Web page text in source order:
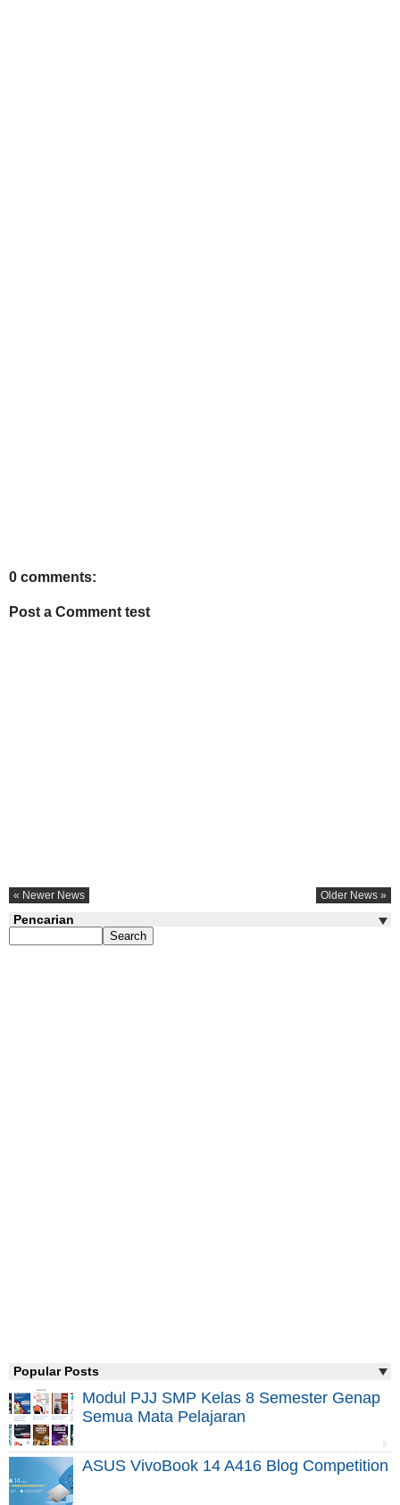
0 comments:
Post a Comment test
« Newer News Older News »
Pencarian
Popular Posts
Modul PJJ SMP Kelas 8 Semester Genap
Semua Mata Pelajaran
ASUS VivoBook 14 A416 Blog Competition